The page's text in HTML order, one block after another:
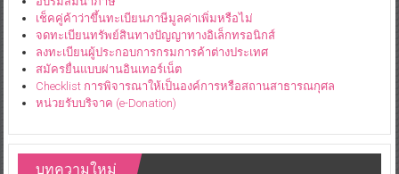
เช็คคู่ค้าว่าขึ้นทะเบียนภาษีมูลค่าเพิ่มหรือไม่
จดทะเบียนทรัพย์สินทางปัญญาทางอิเล็กทรอนิกส์
ลงทะเบียนผู้ประกอบการกรมการค้าต่างประเทศ
สมัครยื่นแบบผ่านอินเทอร์เน็ต
Checklist การพิจารณาให้เป็นองค์การหรือสถานสาธารณกุศล
หน่วยรับบริจาค (e-Donation)
บทความใหม่